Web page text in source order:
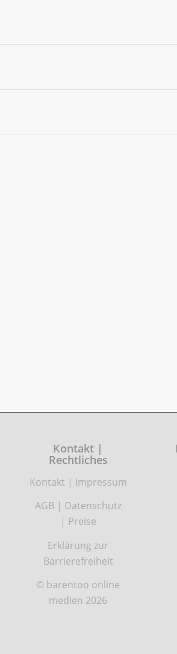
Kontakt |
Rechtliches
Kontakt | Impressum
AGB| Datenschutz
| Preise
Erklärung zur
Barrierefreiheit
© barentoo online
medien 2026